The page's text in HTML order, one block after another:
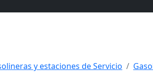
y estaciones de Servicio